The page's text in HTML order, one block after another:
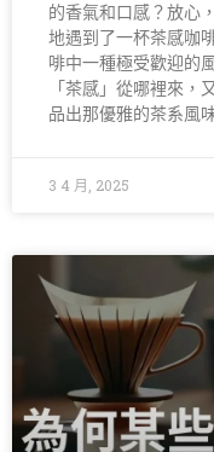
的香氣和口感？放心
地遇到了一杯茶感咖
啡中一種極受歡迎的
「茶感」從哪裡來，
品出那優雅的茶系風
3 4 月, 2025